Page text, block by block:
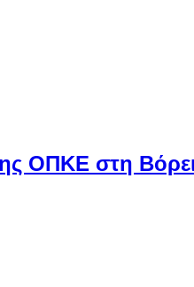
ΟΠΚΕ στη